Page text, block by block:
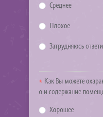
Среднее
Плохое
Затрудняюсь
Как Вы можете
о и содержание
Хорошее